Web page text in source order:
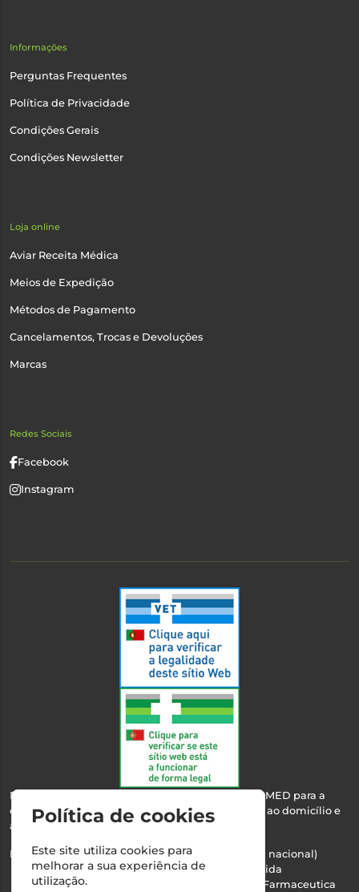
Informações
Perguntas Frequentes
Política de Privacidade
Condições Gerais
Condições Newsletter
Loja online
Aviar Receita Médica
Meios de Expedição
Métodos de Pagamento
Cancelamentos, Trocas e Devoluções
Marcas
Redes Sociais
Facebook
Instagram
Esta farmácia encontra-se autorizada pelo INFARMED para a
dispensa de medicamentos e produtos de saúde ao domicílio e
através da internet.
Nº Infarmed: 21 798 7100 (chamada para rede fixa nacional)
Direção Técnica:Maria Teresa Almeida
NIPC:510103669 | Teresa Almeida - Sociedade Farmaceutica
Política de cookies
Este site utiliza cookies para
melhorar a sua experiência de
utilização.